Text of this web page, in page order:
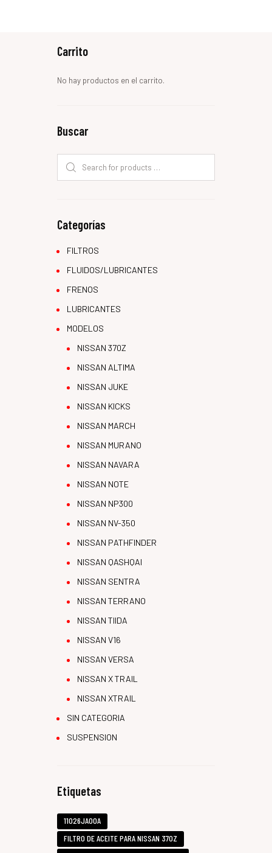
Carrito
No hay productos en el carrito.
Buscar
Categorías
FILTROS
FLUIDOS/LUBRICANTES
FRENOS
LUBRICANTES
MODELOS
NISSAN 370Z
NISSAN ALTIMA
NISSAN JUKE
NISSAN KICKS
NISSAN MARCH
NISSAN MURANO
NISSAN NAVARA
NISSAN NOTE
NISSAN NP300
NISSAN NV-350
NISSAN PATHFINDER
NISSAN QASHQAI
NISSAN SENTRA
NISSAN TERRANO
NISSAN TIIDA
NISSAN V16
NISSAN VERSA
NISSAN X TRAIL
NISSAN XTRAIL
SIN CATEGORIA
SUSPENSION
Etiquetas
11026JA00A
FILTRO DE ACEITE PARA NISSAN 370Z